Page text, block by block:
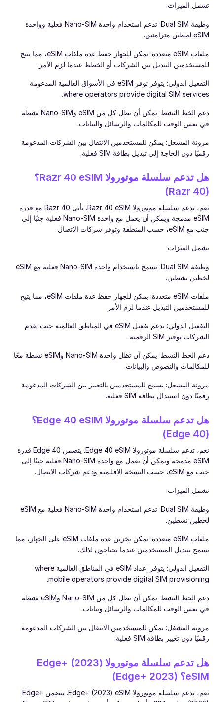
تشمل الميزات:
وظيفة Dual SIM: تدعم استخدام واحدة Nano-SIM فعلية وواحدة
eSIM لخطين متزامنين.
ملفات eSIM متعددة: يمكن للجهاز حفظ عدة ملفات eSIM، مما يتيح
للمستخدمين التبديل بين الشركات أو الخطط عندما لزم الأمر.
التفعيل الدولي: يتوفر توفر eSIM في الأسواق العالمية المدعومة
where operators provide digital SIM services.
دعم الخط النشط: يمكن أن تظل كل من eSIM وNano-SIM نشطة
في نفس الوقت للمكالمات والرسائل والبيانات.
مرونة المشغل: يمكن للمستخدمين الانتقال بين الشركات المدعومة
رقميًا دون الحاجة إلى تبديل بطاقة SIM فعلية.
هل تدعم سلسلة موتورولا Razr 40 eSIM؟
(Razr 40)
نعم، تدعم سلسلة موتورولا Razr 40 eSIM. يأتي Razr 40 مع قدرة
eSIM مدمجة ويمكن أن يعمل مع واحدة Nano-SIM فعلية جنبًا إلى
جنب مع eSIM، حسب المنطقة وتوفر شركات الاتصال.
تشمل الميزات:
وظيفة Dual SIM: يسمح باستخدام واحدة Nano-SIM فعلية مع eSIM
لخطين نشطين.
ملفات eSIM متعددة: يمكن للجهاز حفظ عدة ملفات eSIM، مما يتيح
للمستخدمين التبديل عندما لزم الأمر.
التفعيل الدولي: يدعم تفعيل eSIM في المناطق العالمية حيث تقدم
الشركات توفير SIM الرقمية.
دعم الخط النشط: يمكن أن تظل واحدة Nano-SIM وeSIM نشطة معًا
للمكالمات والنصوص والبيانات.
مرونة المشغل: يسمح للمستخدمين بالتغيير بين الشركات المدعومة
رقميًا دون استبدال بطاقة SIM فعلية.
هل تدعم سلسلة موتورولا Edge 40 eSIM؟
(Edge 40)
نعم، تدعم سلسلة موتورولا Edge 40 eSIM. يتضمن Edge 40 قدرة
eSIM مدمجة ويمكن أن يعمل مع واحدة Nano-SIM فعلية جنبًا إلى
جنب مع eSIM، حسب النسخة الإقليمية ودعم شركات الاتصال.
تشمل الميزات:
وظيفة Dual SIM: تدعم استخدام واحدة Nano-SIM فعلية مع eSIM
لخطين نشطين.
ملفات eSIM متعددة: يمكن تخزين عدة ملفات eSIM على الجهاز، مما
يسمح بتبديل المستخدمين عندما يحتاجون لذلك.
التفعيل الدولي: يتوفر إعداد eSIM في المناطق العالمية where
mobile operators provide digital SIM provisioning.
دعم الخط النشط: يمكن أن تظل كل من Nano-SIM وeSIM نشطة
في نفس الوقت للمكالمات والرسائل وبيانات.
مرونة المشغل: يمكن للمستخدمين الانتقال بين الشركات المدعومة
رقميًا دون تغيير بطاقة SIM فعلية.
هل تدعم سلسلة موتورولا Edge+ (2023)
eSIM؟ (Edge+ 2023)
نعم، تدعم سلسلة موتورولا Edge+ (2023) eSIM. يتضمن Edge+